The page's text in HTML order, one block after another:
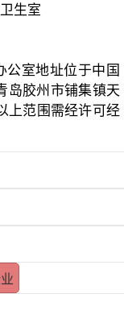
生室
公室地址位于中国
岛胶州市铺集镇天
上范围需经许可经